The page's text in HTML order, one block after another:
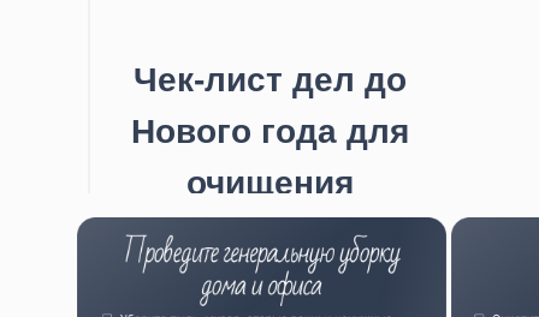
Чек-лист дел до
Нового года для
очищения